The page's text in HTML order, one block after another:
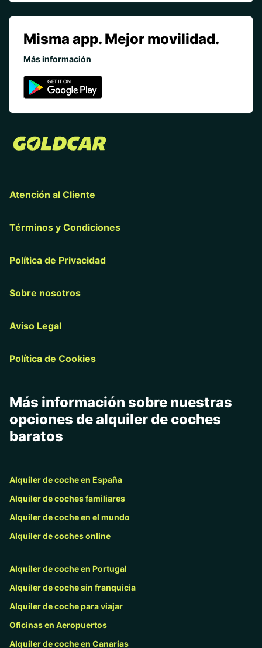
Misma app. Mejor movilidad.
Más información
Atención al Cliente
Términos y Condiciones
Política de Privacidad
Sobre nosotros
Aviso Legal
Política de Cookies
Más información sobre nuestras
opciones de alquiler de coches
baratos
Alquiler de coche en España
Alquiler de coches familiares
Alquiler de coche en el mundo
Alquiler de coches online
Alquiler de coche en Portugal
Alquiler de coche sin franquicia
Alquiler de coche para viajar
Oficinas en Aeropuertos
Alquiler de coche en Canarias